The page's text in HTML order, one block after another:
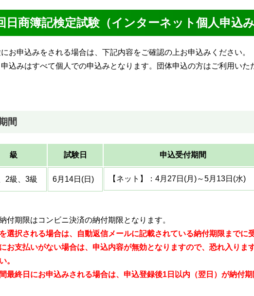
日商簿記検定試験（インターネット個人申込み
申込みをされる場合は、下記内容をご確認の上お申込みください。
はすべて個人での申込みとなります。団体申込の方はご利用いた
間
級 試験日 申込受付期間
2級、3級 6月14日(日) 【ネット】：4月27日(月)～5月13日(水)
限はコンビニ決済の納付期限となります。
選択される場合は、自動返信メールに記載されている納付期限までに
いがない場合は、申込内容が無効となりますので、恐れ入ります
日にお申込みされる場合は、申込登録後1日以内（翌日）が納付期